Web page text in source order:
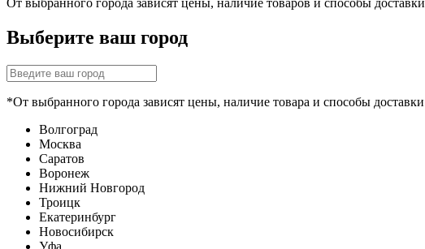
От выбранного города зависят цены, наличие товаров и способы доставки
Выберите ваш город
*От выбранного города зависят цены, наличие товара и способы доставки
Волгоград
Москва
Саратов
Воронеж
Нижний Новгород
Троицк
Екатеринбург
Новосибирск
Уфа